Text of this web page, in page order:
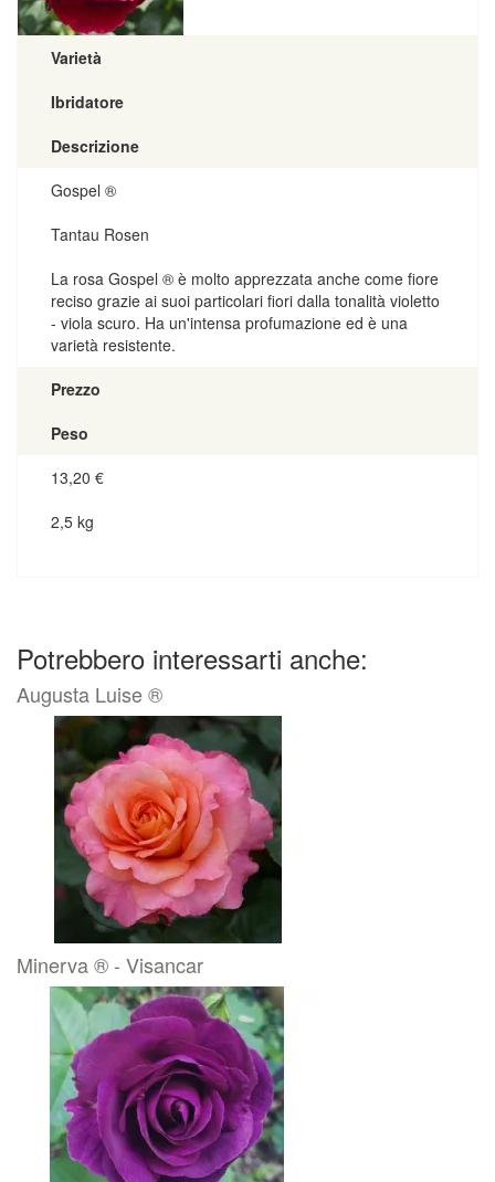
Varietà
Ibridatore
Descrizione
Gospel ®
Tantau Rosen
La rosa Gospel ® è molto apprezzata anche come fiore
reciso grazie ai suoi particolari fiori dalla tonalità violetto
- viola scuro. Ha un'intensa profumazione ed è una
varietà resistente.
Prezzo
Peso
13,20 €
2,5 kg
Potrebbero interessarti anche:
Augusta Luise ®
Minerva ® - Visancar